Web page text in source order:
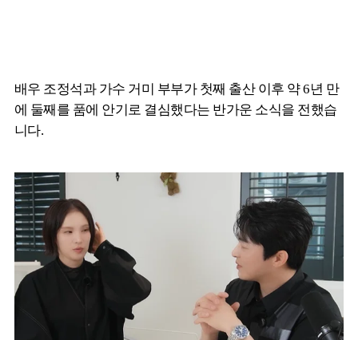
배우 조정석과 가수 거미 부부가 첫째 출산 이후 약 6년 만
에 둘째를 품에 안기로 결심했다는 반가운 소식을 전했습
니다.